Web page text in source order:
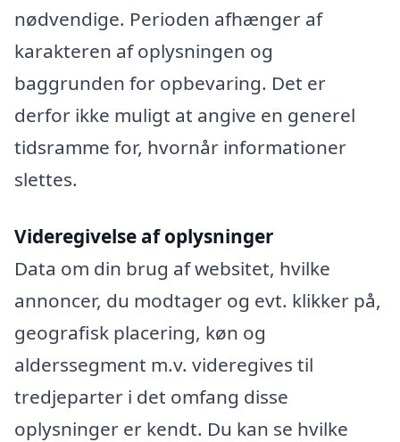
nødvendige. Perioden afhænger af
karakteren af oplysningen og
baggrunden for opbevaring. Det er
derfor ikke muligt at angive en generel
tidsramme for, hvornår informationer
slettes.
Videregivelse af oplysninger
Data om din brug af websitet, hvilke
annoncer, du modtager og evt. klikker på,
geografisk placering, køn og
alderssegment m.v. videregives til
tredjeparter i det omfang disse
oplysninger er kendt. Du kan se hvilke